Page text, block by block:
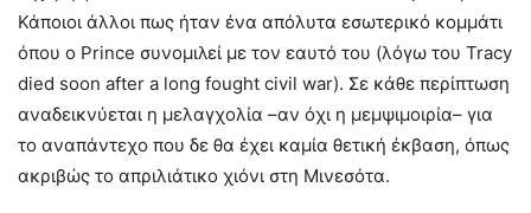
Κάποιοι άλλοι πως ήταν ένα απόλυτα εσωτερικό κομμάτι
όπου ο Prince συνομιλεί με τον εαυτό του (λόγω του Tracy
died soon after a long fought civil war). Σε κάθε περίπτωση
αναδεικνύεται η μελαγχολία –αν όχι η μεμψιμοιρία– για
το αναπάντεχο που δε θα έχει καμία θετική έκβαση, όπως
ακριβώς το απριλιάτικο χιόνι στη Μινεσότα.